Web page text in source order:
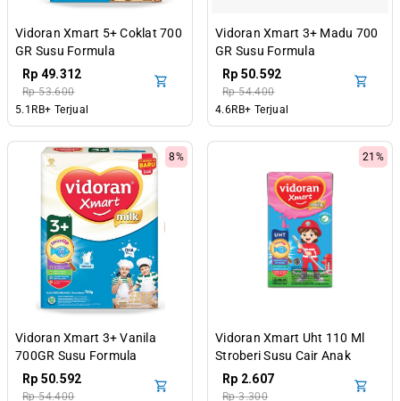
Vidoran Xmart 5+ Coklat 700
GR Susu Formula
Pertumbuhan Anak 5-12
Tahun
Rp 49.312
Rp 53.600
5.1RB+ Terjual
Vidoran Xmart 3+ Madu 700
GR Susu Formula
Pertumbuhan Anak 3-5
Tahun
Rp 50.592
Rp 54.400
4.6RB+ Terjual
8%
Vidoran Xmart 3+ Vanila
700GR Susu Formula
Pertumbuhan Anak 3-5
Tahun
Rp 50.592
Rp 54.400
21%
Vidoran Xmart Uht 110 Ml
Stroberi Susu Cair Anak
Rp 2.607
Rp 3.300